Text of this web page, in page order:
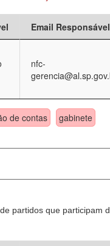
Email Responsável
nfc-
de contas
gabinete
partidos que participam